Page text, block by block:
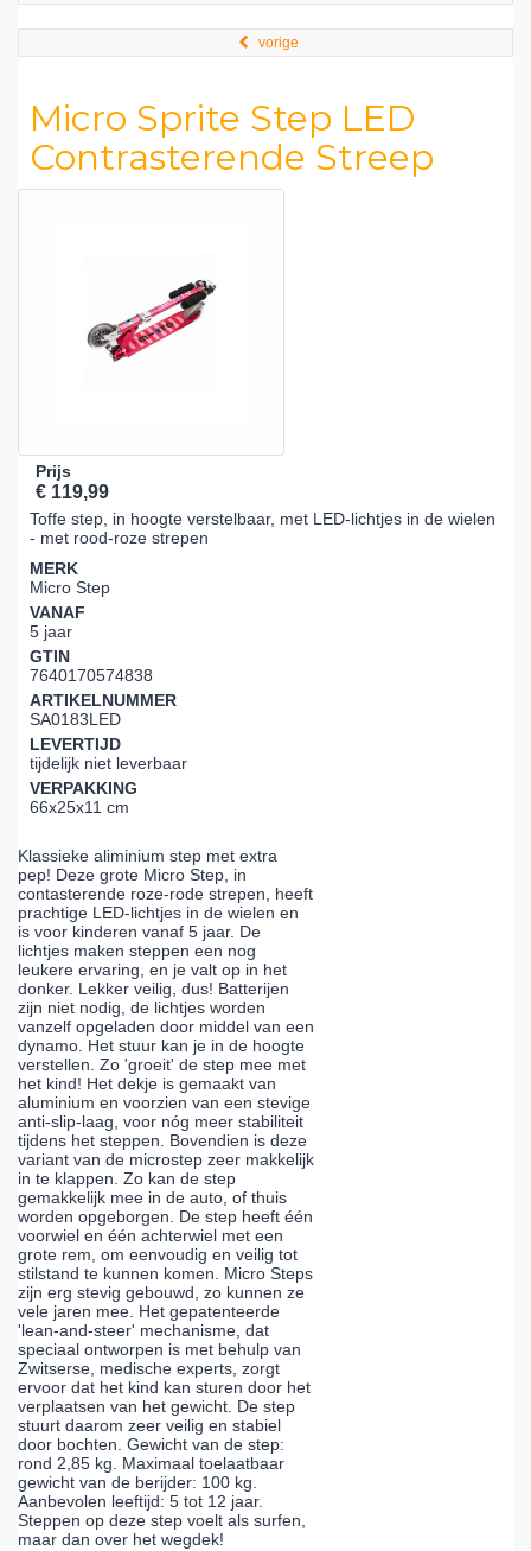
vorige
Micro Sprite Step LED
Contrasterende Streep
Prijs
€ 119,99
Toffe step, in hoogte verstelbaar, met LED-lichtjes in de wielen
- met rood-roze strepen
MERK
Micro Step
VANAF
5 jaar
GTIN
7640170574838
ARTIKELNUMMER
SA0183LED
LEVERTIJD
tijdelijk niet leverbaar
VERPAKKING
66x25x11 cm
Klassieke aliminium step met extra
pep! Deze grote Micro Step, in
contasterende roze-rode strepen, heeft
prachtige LED-lichtjes in de wielen en
is voor kinderen vanaf 5 jaar. De
lichtjes maken steppen een nog
leukere ervaring, en je valt op in het
donker. Lekker veilig, dus! Batterijen
zijn niet nodig, de lichtjes worden
vanzelf opgeladen door middel van een
dynamo. Het stuur kan je in de hoogte
verstellen. Zo 'groeit' de step mee met
het kind! Het dekje is gemaakt van
aluminium en voorzien van een stevige
anti-slip-laag, voor nóg meer stabiliteit
tijdens het steppen. Bovendien is deze
variant van de microstep zeer makkelijk
in te klappen. Zo kan de step
gemakkelijk mee in de auto, of thuis
worden opgeborgen. De step heeft één
voorwiel en één achterwiel met een
grote rem, om eenvoudig en veilig tot
stilstand te kunnen komen. Micro Steps
zijn erg stevig gebouwd, zo kunnen ze
vele jaren mee. Het gepatenteerde
'lean-and-steer' mechanisme, dat
speciaal ontworpen is met behulp van
Zwitserse, medische experts, zorgt
ervoor dat het kind kan sturen door het
verplaatsen van het gewicht. De step
stuurt daarom zeer veilig en stabiel
door bochten. Gewicht van de step:
rond 2,85 kg. Maximaal toelaatbaar
gewicht van de berijder: 100 kg.
Aanbevolen leeftijd: 5 tot 12 jaar.
Steppen op deze step voelt als surfen,
maar dan over het wegdek!